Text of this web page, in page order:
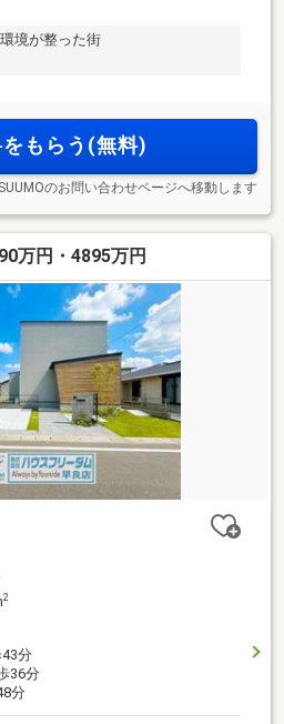
境が整った街
もらう(無料)
のお問い合わせページへ移動します
万円・4895万円
2
分
36分
分